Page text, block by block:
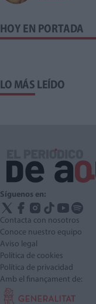
HOY EN PORTADA
LO MÁS LEÍDO
Síguenos en:
Contacta con nosotros
Conoce nuestro equipo
Aviso legal
Política de cookies
Política de privacidad
Amb el finançament de: